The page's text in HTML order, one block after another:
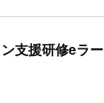
支援研修eラ